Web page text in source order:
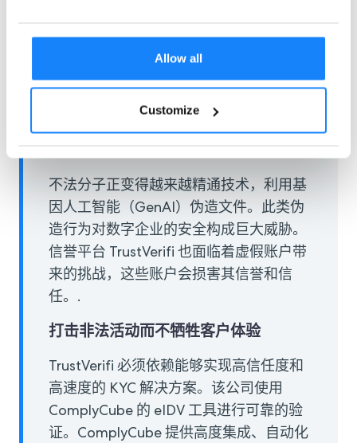
Allow all
Customize
要。.
案例研究：篡改文件和虚假账户
不法分子正变得越来越精通技术，利用基
因人工智能（GenAI）伪造文件。此类伪
造行为对数字企业的安全构成巨大威胁。
信誉平台 TrustVerifi 也面临着虚假账户带
来的挑战，这些账户会损害其信誉和信
任。.
打击非法活动而不牺牲客户体验
TrustVerifi 必须依赖能够实现高信任度和
高速度的 KYC 解决方案。该公司使用
ComplyCube 的 eIDV 工具进行可靠的验
证。ComplyCube 提供高度集成、自动化